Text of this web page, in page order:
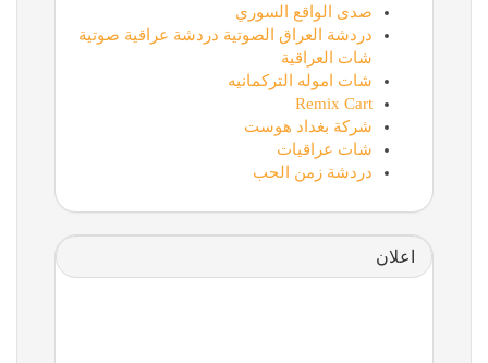
صدى الواقع السوري
دردشة العراق الصوتية دردشة عراقية صوتية
شات العراقية
شات اموله التركمانيه
Remix Cart
شركة بغداد هوست
شات عراقيات
دردشة زمن الحب
اعلان